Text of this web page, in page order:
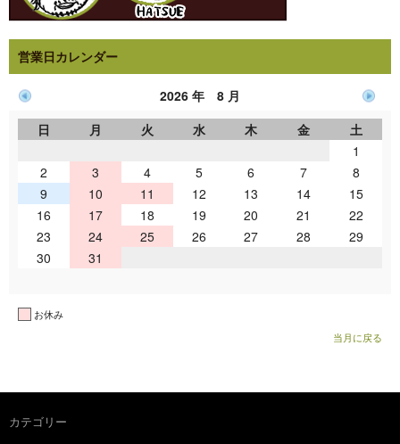
営業日カレンダー
2026 年 8 月
日
月 火 水 木 金
土
1
2
3 4 5 6 7
8
9
10 11 12 13 14
15
16
17 18 19 20 21
22
23
24 25 26 27 28
29
30
31
お休み
当月に戻る
カテゴリー